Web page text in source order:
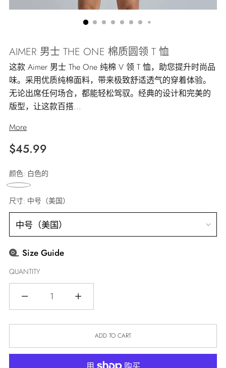
AIMER 男士 THE ONE 棉质圆领 T 恤
这款 Aimer 男士 The One 纯棉 V 领 T 恤，助您提升时尚品
味。采用优质纯棉面料，带来极致舒适透气的穿着体验。
无论出席任何场合，都能轻松驾驭。经典的设计和完美的
版型，让这款百搭...
More
Regular
price
$45.99
颜色: 白色的
尺寸: 中号（美国）
Size Guide
QUANTITY
ADD TO CART